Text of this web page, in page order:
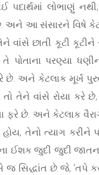
લોભાણું
આ સંસારને વિષે
વાંસે છાતી કૂટી
પરણ્યા
અને કેટલાક મૂર્ખ
તો તેને વાંસે રોયા કરે
ફરે છે. અને કેટલાક
હોય, તેનો ત્યાગ
ઈશક જુદી જુદી
છે જે, ‘તપે